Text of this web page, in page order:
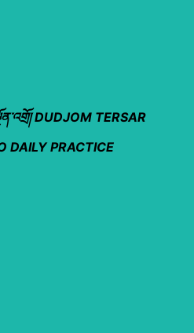
DUDJOM TERSAR
DAILY PRACTICE